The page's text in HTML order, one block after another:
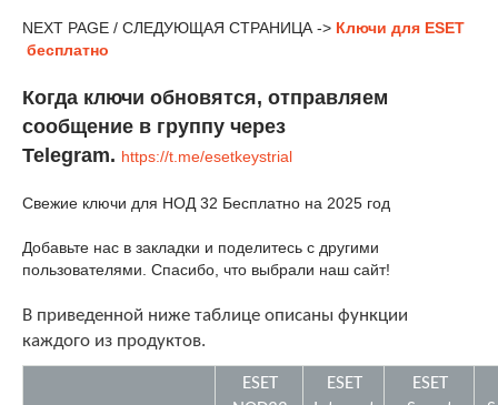
NEXT PAGE / СЛЕДУЮЩАЯ СТРАНИЦА -> Ключи для ESET
бесплатно
Когда ключи обновятся, отправляем
сообщение в группу через
Telegram. https://t.me/esetkeystrial
Свежие ключи для НОД 32 Бесплатно на 2025 год
Добавьте нас в закладки и поделитесь с другими
пользователями. Спасибо, что выбрали наш сайт!
В приведенной ниже таблице описаны функции
каждого из продуктов.
ESET
ESET
ESET